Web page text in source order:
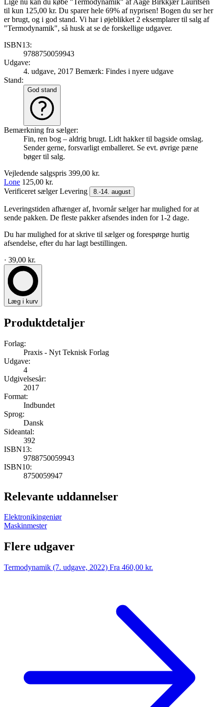
til kun 125,00 kr. Du sparer hele 69% af nyprisen! Bogen du ser her
er brugt, og i god stand. Vi har i øjeblikket 2 eksemplarer til salg af
"Termodynamik", så husk at se de forskellige udgaver.
ISBN13:
9788750059943
Udgave:
4. udgave, 2017 Bemærk: Findes i nyere udgave
Stand:
God stand
Bemærkning fra sælger:
Fin, ren bog – aldrig brugt. Lidt hakker til bagside omslag.
Sender gerne, forsvarligt emballeret. Se evt. øvrige pæne
bøger til salg.
Vejledende salgspris 399,00 kr.
Lone 125,00 kr.
Verificeret sælgerLevering 8.-14. august
Leveringstiden afhænger af, hvornår sælger har mulighed for at
sende pakken. De fleste pakker afsendes inden for 1-2 dage.
Du har mulighed for at skrive til sælger og forespørge hurtig
afsendelse, efter du har lagt bestillingen.
· 39,00 kr.
Læg i kurv
Produktdetaljer
Forlag:
Praxis - Nyt Teknisk Forlag
Udgave:
4
Udgivelsesår:
2017
Format:
Indbundet
Sprog:
Dansk
Sideantal:
392
ISBN13:
9788750059943
ISBN10:
8750059947
Relevante uddannelser
Elektronikingeniør
Maskinmester
Flere udgaver
Termodynamik (7. udgave, 2022) Fra 460,00 kr.